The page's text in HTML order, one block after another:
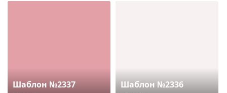
Шаблон №2337 Шаблон №2336